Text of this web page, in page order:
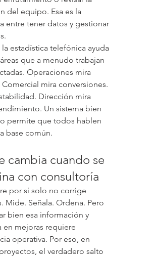
del equipo. Esa es la
entre tener datos y gestionar
estadística telefónica ayuda
que a menudo trabajan
Operaciones mira
mira conversiones.
Dirección mira
Un sistema bien
permite que todos hablen
base común.
cambia cuando se
con consultoría
por sí solo no corrige
Mide. Señala. Ordena. Pero
bien esa información y
en mejoras requiere
operativa. Por eso, en
el verdadero salto